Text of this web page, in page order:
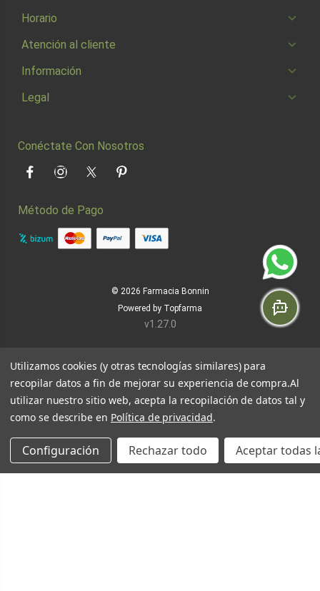
Horario
Atención al cliente
Información
Legal
Conéctate Con Nosotros
FacebookInstagramTwitter Pinterest
Método de Pago
© 2026 Farmacia Bonnin
Powered by Topfarma
v1.27.0
Utilizamos cookies (y otras tecnologías similares) para
recopilar datos a fin de mejorar su experiencia de compra.Al
utilizar nuestro sitio web, acepta la recopilación de datos tal y
como se describe en Política de privacidad.
Configuración Rechazar todo Aceptar todas